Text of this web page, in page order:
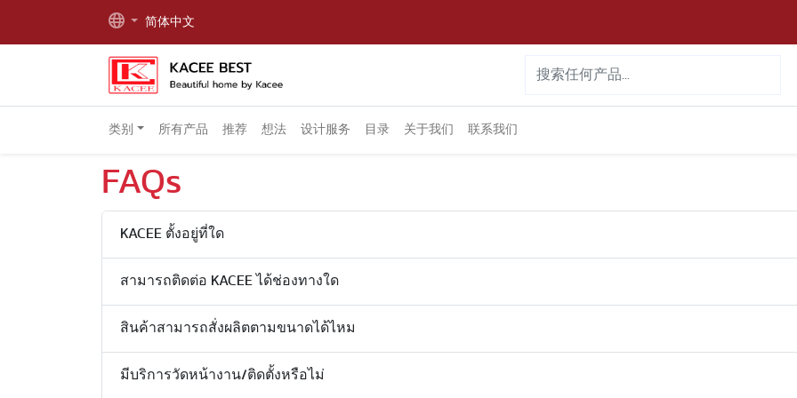
简体中文
类别 所有产品 推荐 想法 设计服务 目录 关于我们 联系我们
FAQs
KACEE ตั้งอยู่ที่ใด
สามารถติดต่อ KACEE ได้ช่องทางใด
สินค้าสามารถสั่งผลิตตามขนาดได้ไหม
มีบริการวัดหน้างาน/ติดตั้งหรือไม่